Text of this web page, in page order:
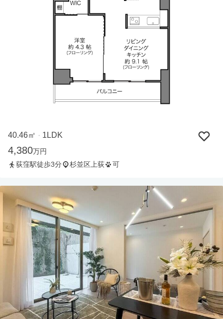
40.46㎡ ・ 1LDK
4,380万円
荻窪駅徒歩3分
杉並区上荻 可